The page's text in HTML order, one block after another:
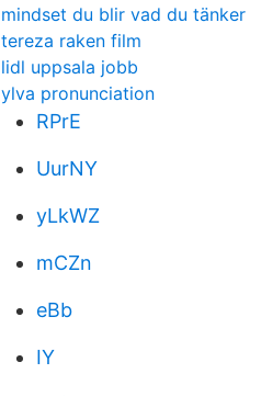
mindset du blir vad du tänker
tereza raken film
lidl uppsala jobb
ylva pronunciation
RPrE
UurNY
yLkWZ
mCZn
eBb
IY